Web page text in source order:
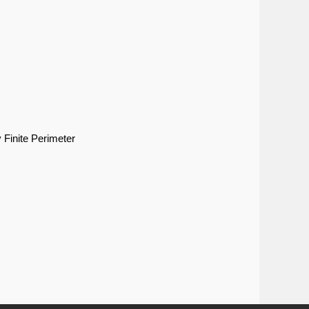
Finite Perimeter